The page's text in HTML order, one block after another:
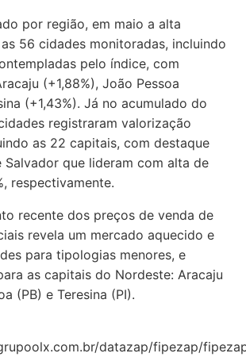
por região, em maio a alta
56 cidades monitoradas, incluindo
pelo índice, com
(+1,88%), João Pessoa
(+1,43%). Já no acumulado do
registraram valorização
as 22 capitais, com destaque
Salvador que lideram com alta de
respectivamente.
recente dos preços de venda de
revela um mercado aquecido e
para tipologias menores, e
as capitais do Nordeste: Aracaju
(PB) e Teresina (PI).
datazap/fipezap/